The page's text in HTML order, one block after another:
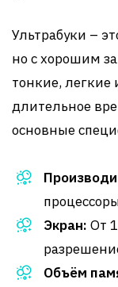
Ультрабуки –
но с хорошим
тонкие, легкие
длительное
основные
Экран: От
Объём